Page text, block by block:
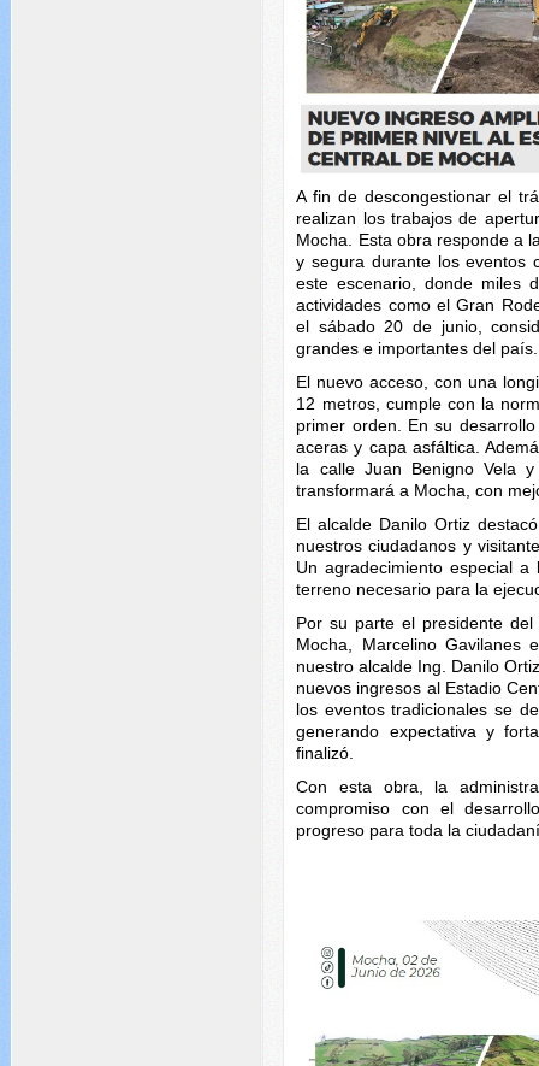
A fin de descongestionar el
realizan los trabajos de
Mocha. Esta obra responde a
y segura durante los eventos
este escenario, donde miles
actividades como el Gran
el sábado 20 de junio,
grandes e importantes del país.
El nuevo acceso, con una
12 metros, cumple con la
primer orden. En su
aceras y capa asfáltica.
la calle Juan Benigno Vela
transformará a Mocha, con
El alcalde Danilo Ortiz
nuestros ciudadanos y
Un agradecimiento especial
terreno necesario para la
Por su parte el presidente
Mocha, Marcelino Gavilanes
nuestro alcalde Ing. Danilo
nuevos ingresos al Estadio
los eventos tradicionales se
generando expectativa y
finalizó.
Con esta obra, la
compromiso con el
progreso para toda la